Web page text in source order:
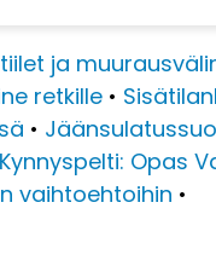
ja
retkille •
•
Kynnyspelti: Opas
vaihtoehtoihin •